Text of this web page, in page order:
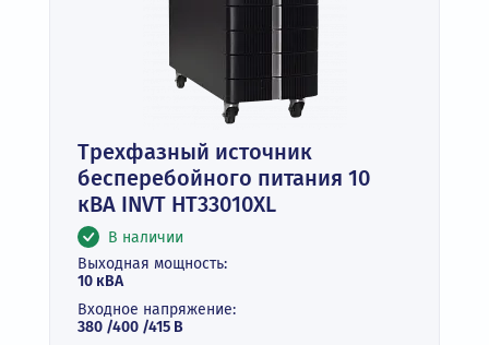
Трехфазный источник
бесперебойного питания 10
кВА INVT HT33010XL
В наличии
Выходная мощность:
10 кВА
Входное напряжение:
380 /400 /415 В